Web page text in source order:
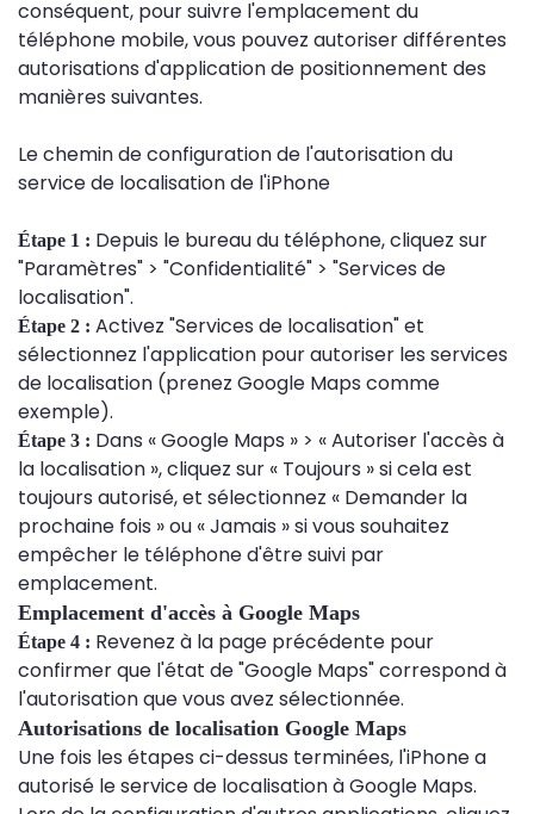
conséquent, pour suivre l'emplacement du
téléphone mobile, vous pouvez autoriser différentes
autorisations d'application de positionnement des
manières suivantes.
Le chemin de configuration de l'autorisation du
service de localisation de l'iPhone
Étape 1 : Depuis le bureau du téléphone, cliquez sur
"Paramètres" > "Confidentialité" > "Services de
localisation".
Étape 2 : Activez "Services de localisation" et
sélectionnez l'application pour autoriser les services
de localisation (prenez Google Maps comme
exemple).
Étape 3 : Dans « Google Maps » > « Autoriser l'accès à
la localisation », cliquez sur « Toujours » si cela est
toujours autorisé, et sélectionnez « Demander la
prochaine fois » ou « Jamais » si vous souhaitez
empêcher le téléphone d'être suivi par
emplacement.
Emplacement d'accès à Google Maps
Étape 4 : Revenez à la page précédente pour
confirmer que l'état de "Google Maps" correspond à
l'autorisation que vous avez sélectionnée.
Autorisations de localisation Google Maps
Une fois les étapes ci-dessus terminées, l'iPhone a
autorisé le service de localisation à Google Maps.